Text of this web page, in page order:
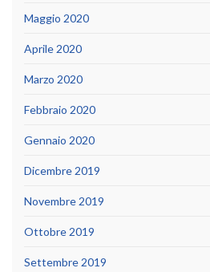
Maggio 2020
Aprile 2020
Marzo 2020
Febbraio 2020
Gennaio 2020
Dicembre 2019
Novembre 2019
Ottobre 2019
Settembre 2019